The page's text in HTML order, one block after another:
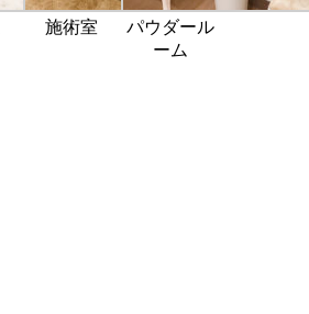
施術室
パウダール
ーム